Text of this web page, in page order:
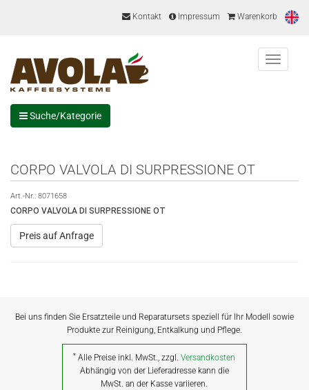
Kontakt Impressum Warenkorb
Menu
Suche/Kategorie
CORPO VALVOLA DI SURPRESSIONE OT
Art.-Nr.: 8071658
CORPO VALVOLA DI SURPRESSIONE OT
Preis auf Anfrage
Bei uns finden Sie Ersatzteile und Reparatursets speziell für Ihr Modell sowie
Produkte zur Reinigung, Entkalkung und Pflege.
* Alle Preise inkl. MwSt., zzgl.Versandkosten
Abhängig von der Lieferadresse kann die
MwSt. an der Kasse variieren.